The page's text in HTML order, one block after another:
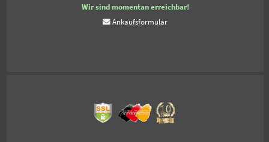
Wir sind momentan erreichbar!
Ankaufsformular